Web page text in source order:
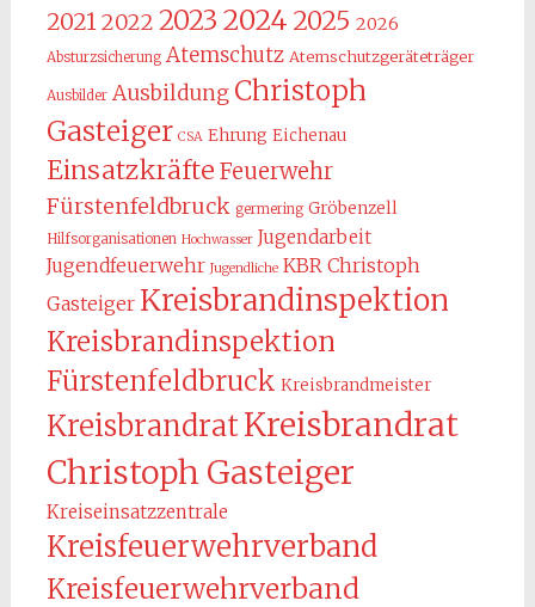
2021 2022 2023 2024 2025 2026
Absturzsicherung Atemschutz Atemschutzgeräteträger
Ausbilder Ausbildung Christoph
Gasteiger CSA Ehrung Eichenau
Einsatzkräfte Feuerwehr
Fürstenfeldbruck germering Gröbenzell
Hilfsorganisationen Hochwasser Jugendarbeit
Jugendfeuerwehr Jugendliche KBR Christoph
Gasteiger Kreisbrandinspektion
Kreisbrandinspektion
Fürstenfeldbruck Kreisbrandmeister
KreisbrandratKreisbrandrat
Christoph Gasteiger
Kreiseinsatzzentrale
Kreisfeuerwehrverband
Kreisfeuerwehrverband